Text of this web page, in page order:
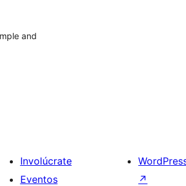
and
Involúcrate
Eventos
↗